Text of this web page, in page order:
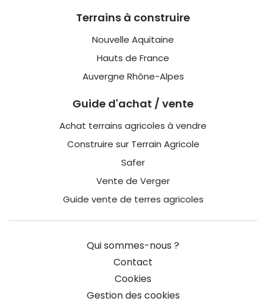
Terrains à construire
Nouvelle Aquitaine
Hauts de France
Auvergne Rhône-Alpes
Guide d'achat / vente
Achat terrains agricoles à vendre
Construire sur Terrain Agricole
Safer
Vente de Verger
Guide vente de terres agricoles
Qui sommes-nous ?
Contact
Cookies
Gestion des cookies